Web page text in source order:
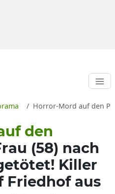
Horror-Mord auf den
den
(58) nach
Killer
Friedhof aus